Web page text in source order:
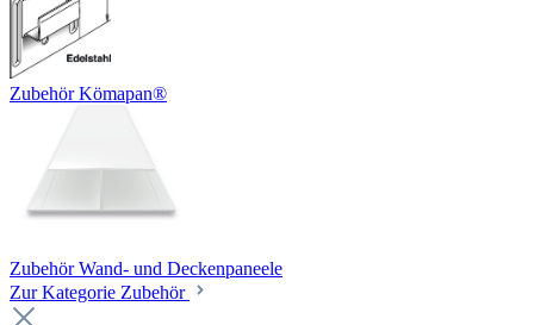
Zubehör Kömapan®
Zubehör Wand- und Deckenpaneele
Zur Kategorie Zubehör